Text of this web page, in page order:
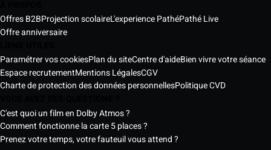
Offres B2BProjection scolaireL'experience PathéPathé Live
Offre anniversaire
Paramétrer vos cookiesPlan du siteCentre d'aideBien vivre votre séance
Espace recrutementMentions LégalesCGV
Charte de protection des données personnellesPolitique CVD
C'est quoi un film en Dolby Atmos ?
Comment fonctionne la carte 5 places ?
Prenez votre temps, votre fauteuil vous attend ?